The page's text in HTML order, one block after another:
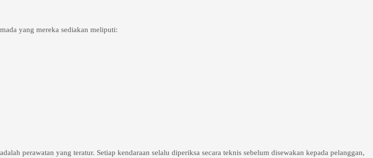
yang mereka sediakan meliputi:
perawatan yang teratur. Setiap kendaraan selalu diperiksa secara teknis sebelum disewakan kepada pelanggan,